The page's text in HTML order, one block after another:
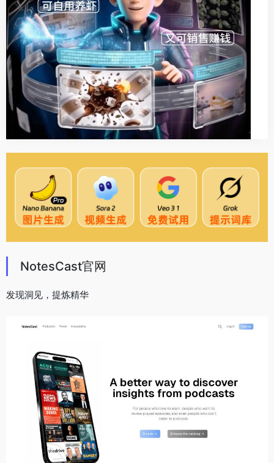
NotesCast官网
发现洞见，提炼精华